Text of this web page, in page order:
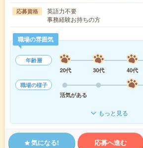
応募資格
英語力不要
事務経験お持ちの方
職場の雰囲気
年齢層
20代
30代 40代
職場の様子
活気がある
もっと見る
気になる! 応募へ進む